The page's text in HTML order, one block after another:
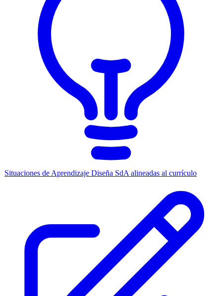
Situaciones de Aprendizaje Diseña SdA alineadas al currículo